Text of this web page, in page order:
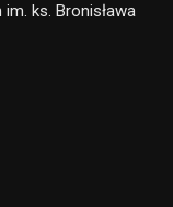
ks. Bronisława